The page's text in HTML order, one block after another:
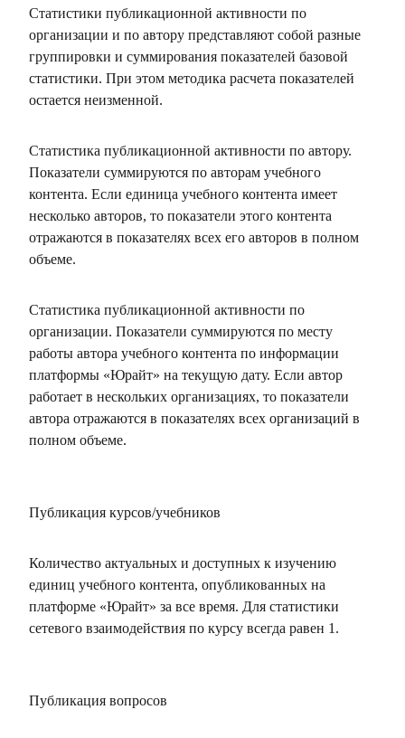
Статистики публикационной активности по
организации и по автору представляют собой разные
группировки и суммирования показателей базовой
статистики. При этом методика расчета показателей
остается неизменной.
Статистика публикационной активности по автору.
Показатели суммируются по авторам учебного
контента. Если единица учебного контента имеет
несколько авторов, то показатели этого контента
отражаются в показателях всех его авторов в полном
объеме.
Статистика публикационной активности по
организации. Показатели суммируются по месту
работы автора учебного контента по информации
платформы «Юрайт» на текущую дату. Если автор
работает в нескольких организациях, то показатели
автора отражаются в показателях всех организаций в
полном объеме.
Публикация курсов/учебников
Количество актуальных и доступных к изучению
единиц учебного контента, опубликованных на
платформе «Юрайт» за все время. Для статистики
сетевого взаимодействия по курсу всегда равен 1.
Публикация вопросов